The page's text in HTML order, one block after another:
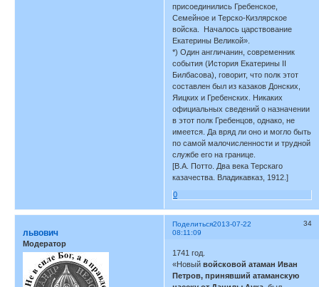
присоединились Гребенское,
Семейное и Терско-Кизлярское
войска. Началось царствование
Екатерины Великой».
*) Один англичанин, современник
события (История Екатерины II
Билбасова), говорит, что полк этот
составлен был из казаков Донских,
Яицких и Гребенских. Никаких
официальных сведений о назначении
в этот полк Гребенцов, однако, не
имеется. Да вряд ли оно и могло быть
по самой малочисленности и трудной
службе его на границе.
[В.А. Потто. Два века Терскаго
казачества. Владикавказ, 1912.]
0
Поделиться 34
2013-07-22
08:11:09
львович
Модератор
1741 год.
«Новыйвойсковой атаман Иван
Петров, принявший атаманскую